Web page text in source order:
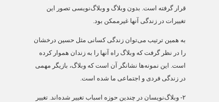
قرار گرفته است. بدون وبلاگ و وبلاگ‌نویسی تصور این
تغییرات در زندگی آنها غیرممکن بود.
به همین ترتیب می‌توان زندگی کسانی مثل حسین درخشان
را در نظر گرفت که وبلاگ راه آنها را به زندان هموار کرده
است. این نمونه‌ها نشانگر آن است که وبلاگ، بازیگر مهمی
در زندگی فردی و اجتماعی ما شده است.
۲- وبلاگ‌نویسان در چندین حوزه اسباب تغییر شده‌اند. تغییر